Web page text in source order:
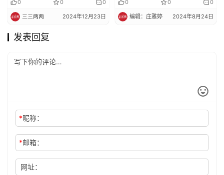
0 0 0
三三两两 2024年12月23日
0 0 0
编辑：庄雅婷 2024年8月24日
发表回复
*昵称：
*邮箱：
网址：